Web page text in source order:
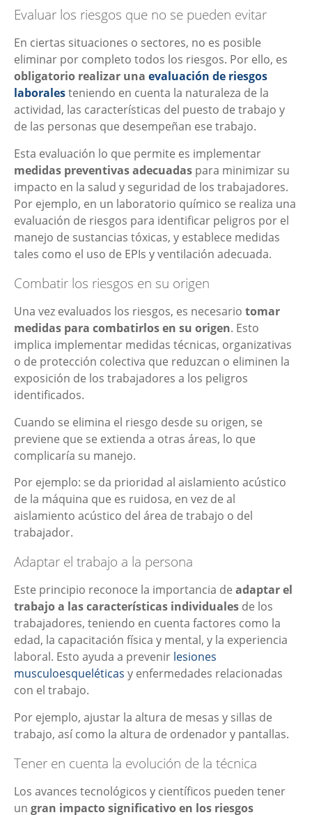
Evaluar los riesgos que no se pueden evitar
En ciertas situaciones o sectores, no es posible
eliminar por completo todos los riesgos. Por ello, es
obligatorio realizar una evaluación de riesgos
laboralesteniendo en cuenta la naturaleza de la
actividad, las características del puesto de trabajo y
de las personas que desempeñan ese trabajo.
Esta evaluación lo que permite es implementar
medidas preventivas adecuadas para minimizar su
impacto en la salud y seguridad de los trabajadores.
Por ejemplo, en un laboratorio químico se realiza una
evaluación de riesgos para identificar peligros por el
manejo de sustancias tóxicas, y establece medidas
tales como el uso de EPIs y ventilación adecuada.
Combatir los riesgos en su origen
Una vez evaluados los riesgos, es necesario tomar
medidas para combatirlos en su origen. Esto
implica implementar medidas técnicas, organizativas
o de protección colectiva que reduzcan o eliminen la
exposición de los trabajadores a los peligros
identificados.
Cuando se elimina el riesgo desde su origen, se
previene que se extienda a otras áreas, lo que
complicaría su manejo.
Por ejemplo: se da prioridad al aislamiento acústico
de la máquina que es ruidosa, en vez de al
aislamiento acústico del área de trabajo o del
trabajador.
Adaptar el trabajo a la persona
Este principio reconoce la importancia de adaptar el
trabajo a las características individuales de los
trabajadores, teniendo en cuenta factores como la
edad, la capacitación física y mental, y la experiencia
laboral. Esto ayuda a prevenir lesiones
musculoesqueléticas y enfermedades relacionadas
con el trabajo.
Por ejemplo, ajustar la altura de mesas y sillas de
trabajo, así como la altura de ordenador y pantallas.
Tener en cuenta la evolución de la técnica
Los avances tecnológicos y científicos pueden tener
un gran impacto significativo en los riesgos